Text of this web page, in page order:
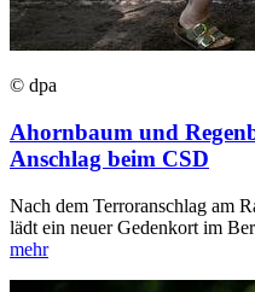
© dpa
Ahornbaum und
Anschlag beim CSD
Nach dem Terroranschlag am
lädt ein neuer Gedenkort im
mehr